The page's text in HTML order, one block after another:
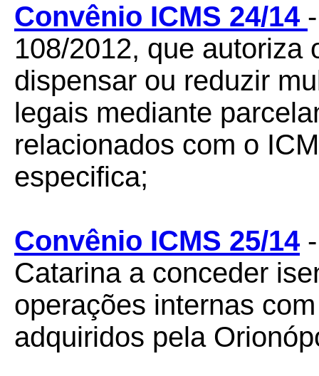
Convênio ICMS 24/14
108/2012, que autoriza
dispensar ou reduzir
legais mediante
relacionados com o
especifica;
Convênio ICMS 25/14
Catarina a conceder
operações internas
adquiridos pela